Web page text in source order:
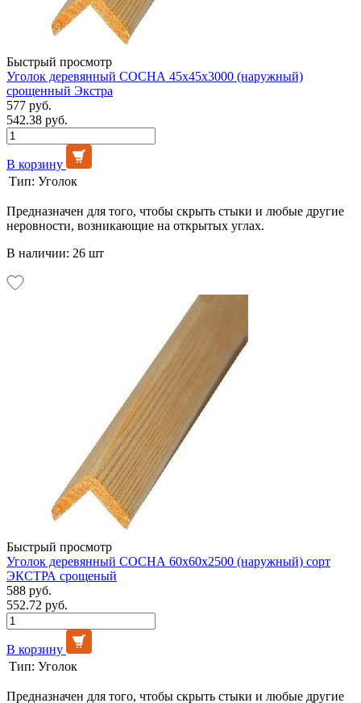
Быстрый просмотр
Уголок деревянный СОСНА 45х45х3000 (наружный)
срощенный Экстра
577 руб.
542.38 руб.
В корзину
Тип: Уголок
Предназначен для того, чтобы скрыть стыки и любые другие
неровности, возникающие на открытых углах.
В наличии: 26 шт
Быстрый просмотр
Уголок деревянный СОСНА 60х60х2500 (наружный) сорт
ЭКСТРА срощеный
588 руб.
552.72 руб.
В корзину
Тип: Уголок
Предназначен для того, чтобы скрыть стыки и любые другие